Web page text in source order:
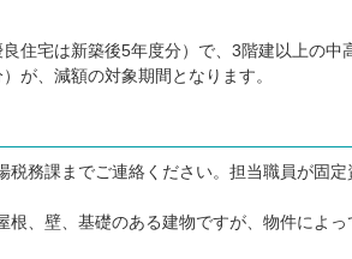
住宅は新築後5年度分）で、3階建以上の中
が、減額の対象期間となります。
務課までご連絡ください。担当職員が固定
、壁、基礎のある建物ですが、物件によ